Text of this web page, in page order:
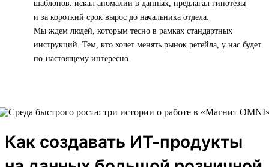
шаблонов: искал аномалии в данных, предлагал гипотезы
и за короткий срок вырос до начальника отдела.
Мы ждем людей, которым тесно в рамках стандартных
инструкций. Тем, кто хочет менять рынок ретейла, у нас будет
по-настоящему интересно.
Как создавать ИТ-продукты